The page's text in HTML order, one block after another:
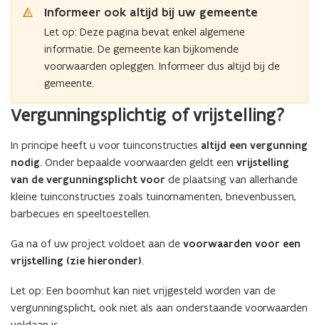
Informeer ook altijd bij uw gemeente
Let op: Deze pagina bevat enkel algemene
informatie. De gemeente kan bijkomende
voorwaarden opleggen. Informeer dus altijd bij de
gemeente.
Vergunningsplichtig of vrijstelling?
In principe heeft u voor tuinconstructies altijd een vergunning
nodig. Onder bepaalde voorwaarden geldt een vrijstelling
van de vergunningsplicht voor de plaatsing van allerhande
kleine tuinconstructies zoals tuinornamenten, brievenbussen,
barbecues en speeltoestellen.
Ga na of uw project voldoet aan de voorwaarden voor een
vrijstelling (zie hieronder).
Let op: Een boomhut kan niet vrijgesteld worden van de
vergunningsplicht, ook niet als aan onderstaande voorwaarden